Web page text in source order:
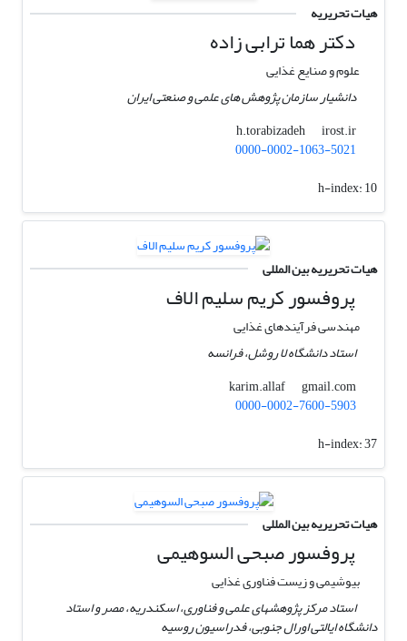
هیات تحریریه
دکتر هما ترابی زاده
علوم و صنایع غذایی
دانشیار سازمان پژوهش های علمی و صنعتی ایران
h.torabizadeh
irost.ir
0000-0002-1063-5021
h-index:10
هیات تحریریه بین المللی
پروفسور کریم سلیم الاف
مهندسی فرآیندهای غذایی
استاد دانشگاه لا روشل، فرانسه
karim.allaf
gmail.com
0000-0002-7600-5903
h-index:37
هیات تحریریه بین المللی
پروفسور صبحی السوهیمی
بیوشیمی و زیست فناوری غذایی
استاد مرکز پژوهشهای علمی و فناوری، اسکندریه، مصر و استاد
دانشگاه ایالتی اورال جنوبی، فدراسیون روسیه